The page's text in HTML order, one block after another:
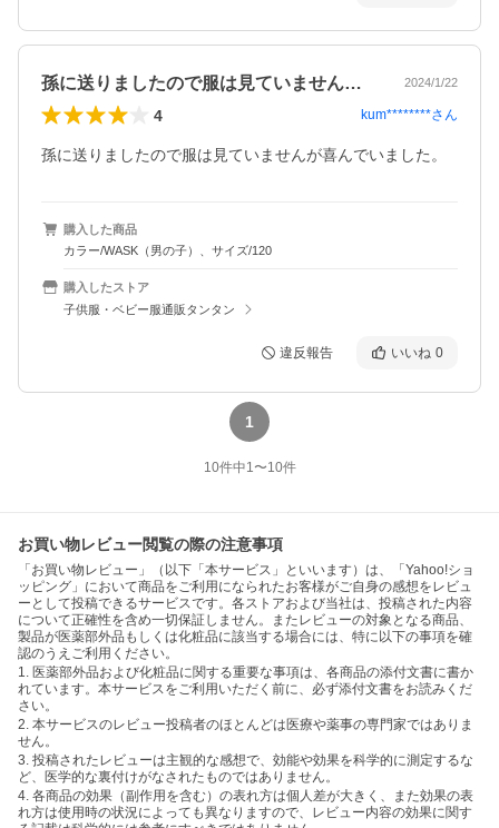
孫に送りましたので服は見ていませんが喜… 2024/1/22
4 kum********さん
孫に送りましたので服は見ていませんが喜んでいました。
購入した商品
カラー/WASK（男の子）、サイズ/120
購入したストア
子供服・ベビー服通販タンタン
違反報告 いいね 0
1
10件中1〜10件
お買い物レビュー閲覧の際の注意事項
「お買い物レビュー」（以下「本サービス」といいます）は、「Yahoo!ショ
ッピング」において商品をご利用になられたお客様がご自身の感想をレビュ
ーとして投稿できるサービスです。各ストアおよび当社は、投稿された内容
について正確性を含め一切保証しません。またレビューの対象となる商品、
製品が医薬部外品もしくは化粧品に該当する場合には、特に以下の事項を確
認のうえご利用ください。
1. 医薬部外品および化粧品に関する重要な事項は、各商品の添付文書に書か
れています。本サービスをご利用いただく前に、必ず添付文書をお読みくだ
さい。
2. 本サービスのレビュー投稿者のほとんどは医療や薬事の専門家ではありま
せん。
3. 投稿されたレビューは主観的な感想で、効能や効果を科学的に測定するな
ど、医学的な裏付けがなされたものではありません。
4. 各商品の効果（副作用を含む）の表れ方は個人差が大きく、また効果の表
れ方は使用時の状況によっても異なりますので、レビュー内容の効果に関す